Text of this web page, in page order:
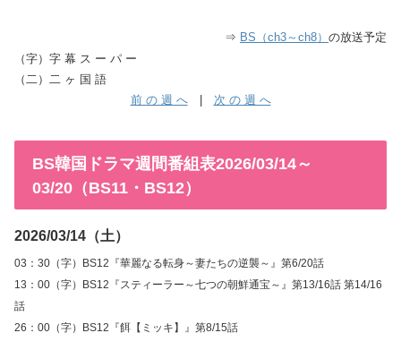
⇒ BS（ch3～ch8） の放送予定
（字）字 幕 ス ー パ ー
（二）二 ヶ 国 語
前 の 週 へ| 次 の 週 へ
BS韓国ドラマ週間番組表2026/03/14～
03/20（BS11・BS12）
2026/03/14（土）
03：30（字）BS12『華麗なる転身～妻たちの逆襲～』第6/20話
13：00（字）BS12『スティーラー～七つの朝鮮通宝～』第13/16話 第14/16
話
26：00（字）BS12『餌【ミッキ】』第8/15話